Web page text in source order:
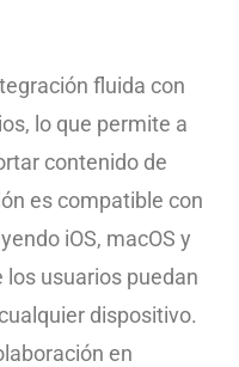
fluida con
lo que permite a
contenido de
es compatible con
iOS, macOS y
los usuarios puedan
dispositivo.
en